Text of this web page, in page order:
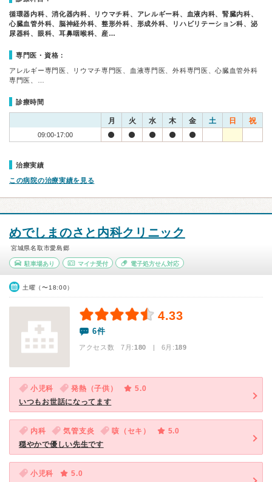
循環器内科、消化器内科、リウマチ科、アレルギー科、血液内科、腎臓内科、
心臓血管外科、脳神経外科、整形外科、形成外科、リハビリテーション科、泌
尿器科、眼科、耳鼻咽喉科、産…
専門医・資格：
アレルギー専門医、リウマチ専門医、血液専門医、外科専門医、心臓血管外科
専門医、…
診療時間
月 火 水 木 金 土 日 祝
09:00-17:00
治療実績
この病院の治療実績を見る
めでしまのさと内科クリニック
宮城県名取市愛島郷
駐車場あり マイナ受付 電子処方せん対応
土曜（〜18:00）
4.33
6件
アクセス数 7月:180 | 6月:189
小児科 発熱（子供）
5.0
いつもお世話になってます
内科 気管支炎 咳（セキ）
5.0
穏やかで優しい先生です
小児科
5.0